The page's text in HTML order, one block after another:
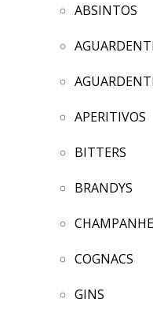
ABSINTOS
APERITIVOS
BITTERS
BRANDYS
COGNACS
GINS